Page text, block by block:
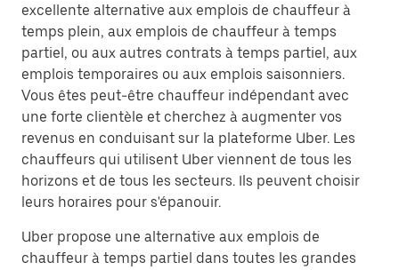
excellente alternative aux emplois de chauffeur à
temps plein, aux emplois de chauffeur à temps
partiel, ou aux autres contrats à temps partiel, aux
emplois temporaires ou aux emplois saisonniers.
Vous êtes peut-être chauffeur indépendant avec
une forte clientèle et cherchez à augmenter vos
revenus en conduisant sur la plateforme Uber. Les
chauffeurs qui utilisent Uber viennent de tous les
horizons et de tous les secteurs. Ils peuvent choisir
leurs horaires pour s'épanouir.
Uber propose une alternative aux emplois de
chauffeur à temps partiel dans toutes les grandes